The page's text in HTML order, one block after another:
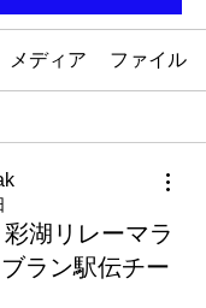
メディア ファイル
湖リレーマラ
ラン駅伝チー